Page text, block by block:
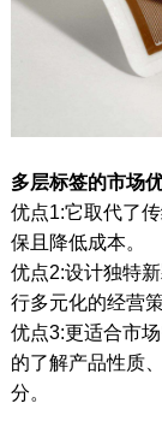
多层标签的市场
优点1:它取代了
保且降低成本。
优点2:设计独特
行多元化的经营策
优点3:更适合市
的了解产品性质
分。